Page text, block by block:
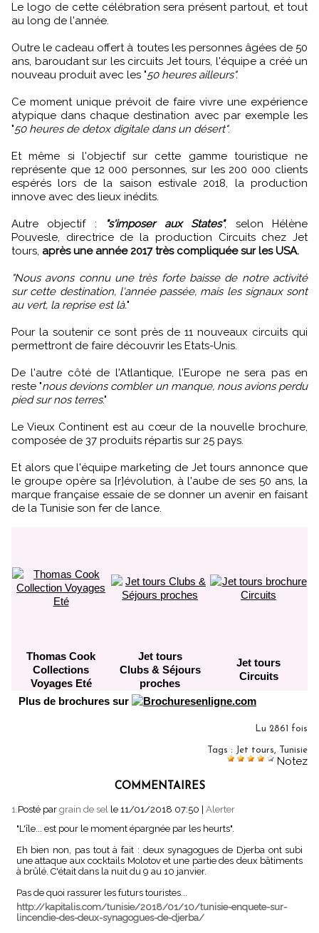
Le logo de cette célébration sera présent partout, et tout
au long de l'année.
Outre le cadeau offert à toutes les personnes âgées de 50
ans, baroudant sur les circuits Jet tours, l'équipe a créé un
nouveau produit avec les "50 heures ailleurs".
Ce moment unique prévoit de faire vivre une expérience
atypique dans chaque destination avec par exemple les
"50 heures de detox digitale dans un désert".
Et même si l'objectif sur cette gamme touristique ne
représente que 12 000 personnes, sur les 200 000 clients
espérés lors de la saison estivale 2018, la production
innove avec des lieux inédits.
Autre objectif : "s'imposer aux States", selon Hélène
Pouvesle, directrice de la production Circuits chez Jet
tours, après une année 2017 très compliquée sur les USA.
"Nous avons connu une très forte baisse de notre activité
sur cette destination, l'année passée, mais les signaux sont
au vert, la reprise est là."
Pour la soutenir ce sont près de 11 nouveaux circuits qui
permettront de faire découvrir les Etats-Unis.
De l'autre côté de l'Atlantique, l'Europe ne sera pas en
reste "nous devions combler un manque, nous avions perdu
pied sur nos terres."
Le Vieux Continent est au cœur de la nouvelle brochure,
composée de 37 produits répartis sur 25 pays.
Et alors que l'équipe marketing de Jet tours annonce que
le groupe opère sa [r]évolution, à l'aube de ses 50 ans, la
marque française essaie de se donner un avenir en faisant
de la Tunisie son fer de lance.
Thomas Cook
Collections
Voyages Eté
Jet tours
Clubs & Séjours
proches
Jet tours
Circuits
Plus de brochures sur
Lu 2861 fois
Tags : Jet tours, Tunisie
Notez
COMMENTAIRES
1.Posté par grain de sel le 11/01/2018 07:50
Alerter
"L'île... est pour le moment épargnée par les heurts".
Eh bien non, pas tout à fait : deux synagogues de Djerba ont subi
une attaque aux cocktails Molotov et une partie des deux bâtiments
à brûlé. C'était dans la nuit du 9 au 10 janvier.
Pas de quoi rassurer les futurs touristes...
http://kapitalis.com/tunisie/2018/01/10/tunisie-enquete-sur-
lincendie-des-deux-synagogues-de-djerba/